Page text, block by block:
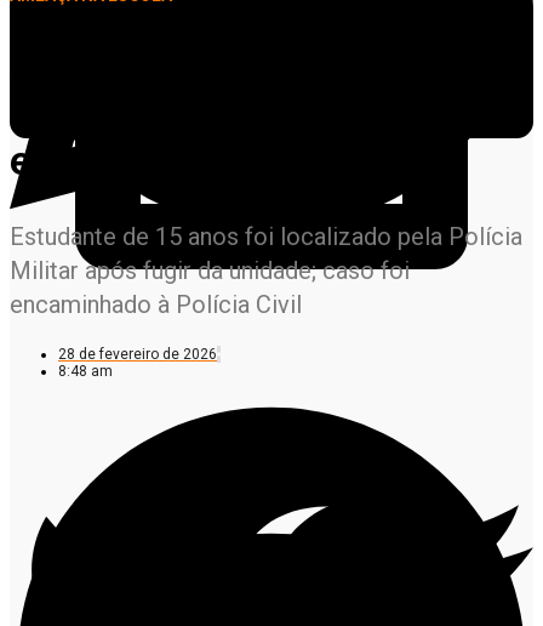
após ameaçar professor em
escola de Alta Floresta
Estudante de 15 anos foi localizado pela Polícia
Militar após fugir da unidade; caso foi
encaminhado à Polícia Civil
28 de fevereiro de 2026
8:48 am